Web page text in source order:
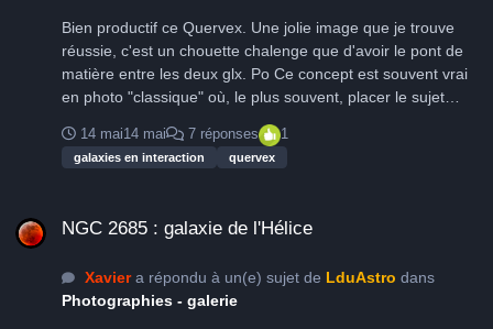
Bien productif ce Quervex. Une jolie image que je trouve
réussie, c'est un chouette chalenge que d'avoir le pont de
matière entre les deux glx. Po Ce concept est souvent vrai
en photo "classique" où, le plus souvent, placer le sujet
l'image. Pour une photo de nébuleuse étendue, cela vaut la
peine de se poser la question, mais dans le cas de cette
bénéficier de la meilleure qualité optique. Un moment de
dans nos rangs le "professeur" qui va bien ?
14 mai14 mai 7 réponses 1
galaxies en interaction quervex
NGC 2685 : galaxie de l'Hélice
Xaviera répondu à un(e) sujet de LduAstro dans
Photographies - galerie